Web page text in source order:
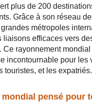
plus de 200
Grâce à son réseau
métropoles
liaisons efficaces vers
Ce rayonnement mondial
incontournable pour les
touristes, et les expatriés.
mondial pensé pour